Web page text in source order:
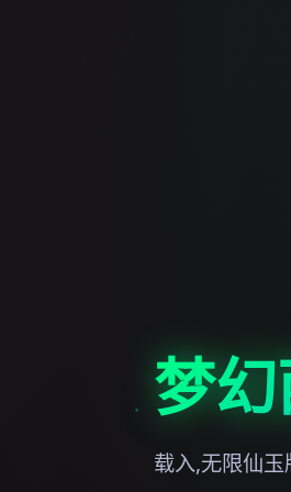
梦
载入,无限仙玉